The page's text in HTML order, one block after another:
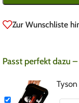
Zur Wunschliste
Passt perfekt dazu